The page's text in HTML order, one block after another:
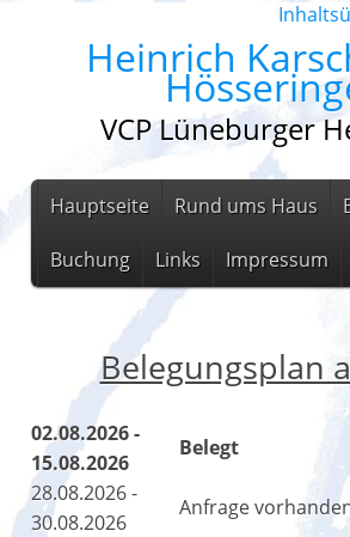
Heinrich
VCP Lüneburger
Hauptseite Rund ums Haus
Buchung Links Impressum
Belegungsplan
02.08.2026 -
15.08.2026
Belegt
28.08.2026 -
30.08.2026
Anfrage